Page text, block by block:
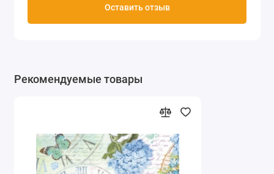
Оставить отзыв
Рекомендуемые товары